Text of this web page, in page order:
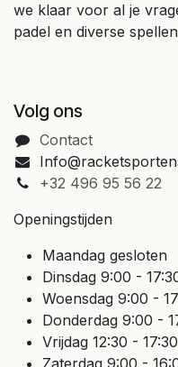
we klaar voor al je
padel en diverse
Volg ons
Contact
+32 496 95 56 22
Openingstijden
Maandag gesloten
Dinsdag 9:00 -
Woensdag 9:00 -
Donderdag 9:00 -
Vrijdag 12:30 - 17:30